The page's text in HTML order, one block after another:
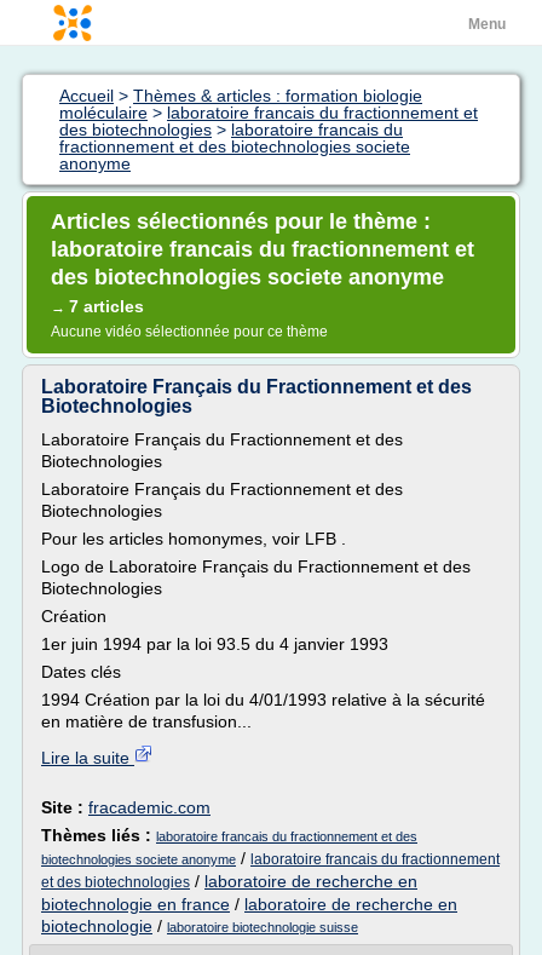
Menu
Accueil > Thèmes & articles : formation biologie
moléculaire > laboratoire francais du fractionnement et
des biotechnologies > laboratoire francais du
fractionnement et des biotechnologies societe
anonyme
Articles sélectionnés pour le thème :
laboratoire francais du fractionnement et
des biotechnologies societe anonyme
→ 7 articles
Aucune vidéo sélectionnée pour ce thème
Laboratoire Français du Fractionnement et des
Biotechnologies
Laboratoire Français du Fractionnement et des
Biotechnologies
Laboratoire Français du Fractionnement et des
Biotechnologies
Pour les articles homonymes, voir LFB .
Logo de Laboratoire Français du Fractionnement et des
Biotechnologies
Création
1er juin 1994 par la loi 93.5 du 4 janvier 1993
Dates clés
1994 Création par la loi du 4/01/1993 relative à la sécurité
en matière de transfusion...
Lire la suite
Site : fracademic.com
Thèmes liés : laboratoire francais du fractionnement et des
biotechnologies societe anonyme / laboratoire francais du fractionnement
et des biotechnologies / laboratoire de recherche en
biotechnologie en france / laboratoire de recherche en
biotechnologie / laboratoire biotechnologie suisse